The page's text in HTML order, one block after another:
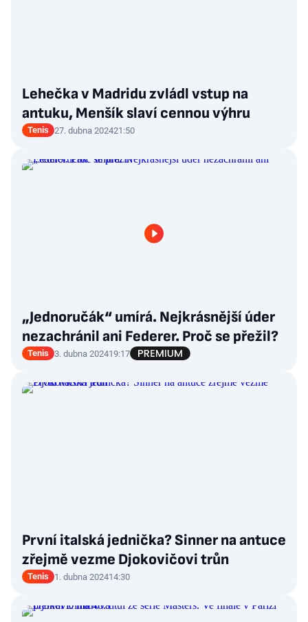
Lehečka v Madridu zvládl vstup na
antuku, Menšík slaví cennou výhru
Tenis 27. dubna 202421:50
„Jednoručák“ umírá. Nejkrásnější úder
nezachránil ani Federer. Proč se přežil?
Tenis 3. dubna 202419:17
První italská jednička? Sinner na antuce
zřejmě vezme Djokovičovi trůn
Tenis 1. dubna 202414:30